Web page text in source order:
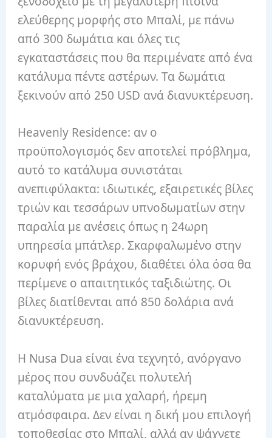
ελεύθερης μορφής στο Μπαλί, με πάνω
από 300 δωμάτια και όλες τις
εγκαταστάσεις που θα περιμένατε από ένα
κατάλυμα πέντε αστέρων. Τα δωμάτια
ξεκινούν από 250 USD ανά διανυκτέρευση.
Heavenly Residence: αν ο
προϋπολογισμός δεν αποτελεί πρόβλημα,
αυτό το κατάλυμα συνιστάται
ανεπιφύλακτα: ιδιωτικές, εξαιρετικές βίλες
τριών και τεσσάρων υπνοδωματίων στην
παραλία με ανέσεις όπως η 24ωρη
υπηρεσία μπάτλερ. Σκαρφαλωμένο στην
κορυφή ενός βράχου, διαθέτει όλα όσα θα
περίμενε ο απαιτητικός ταξιδιώτης. Οι
βίλες διατίθενται από 850 δολάρια ανά
διανυκτέρευση.
Η Nusa Dua είναι ένα τεχνητό, ανόργανο
μέρος που συνδυάζει πολυτελή
καταλύματα με μια χαλαρή, ήρεμη
ατμόσφαιρα. Δεν είναι η δική μου επιλογή
τοποθεσίας στο Μπαλί, αλλά αν ψάχνετε